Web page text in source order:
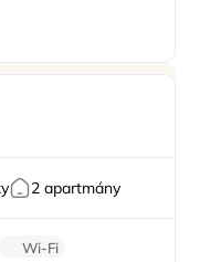
2 apartmány
Wi-Fi